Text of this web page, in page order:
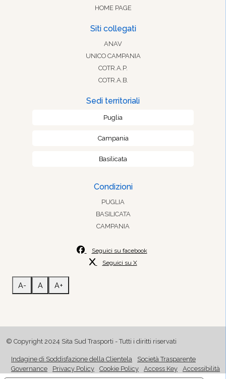
HOME PAGE
Siti collegati
ANAV
UNICO CAMPANIA
COTR.A.P.
COTR.A.B.
Sedi territoriali
Puglia
Campania
Basilicata
Condizioni
PUGLIA
BASILICATA
CAMPANIA
Seguici su facebook
Seguici su X
A- A A+
© Copyright 2024 Sita Sud Trasporti - Tutti i diritti riservati
Indagine di Soddisfazione della Clientela
Società Trasparente
Governance
Privacy Policy Cookie Policy Access Key Accessibilità